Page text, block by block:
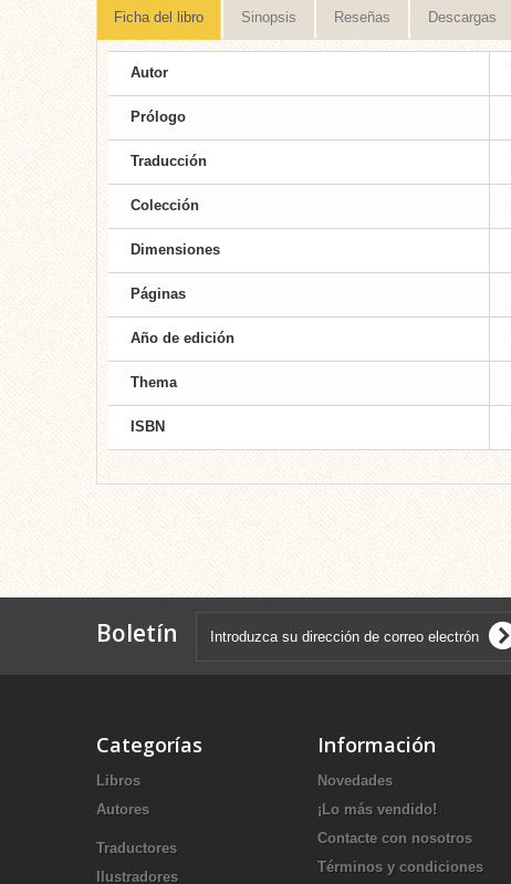
Ficha del libro Sinopsis Reseñas Descargas
Autor
Prólogo
Traducción
Colección
Dimensiones
Páginas
Año de edición
Thema
ISBN
Boletín
Categorías
Libros
Autores
Traductores
Ilustradores
Información
Novedades
¡Lo más vendido!
Contacte con nosotros
Términos y condiciones